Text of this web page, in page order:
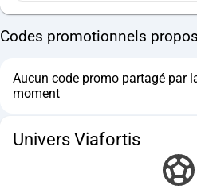
Codes promotionnels
Aucun code promo partagé par
moment
Univers Viafortis